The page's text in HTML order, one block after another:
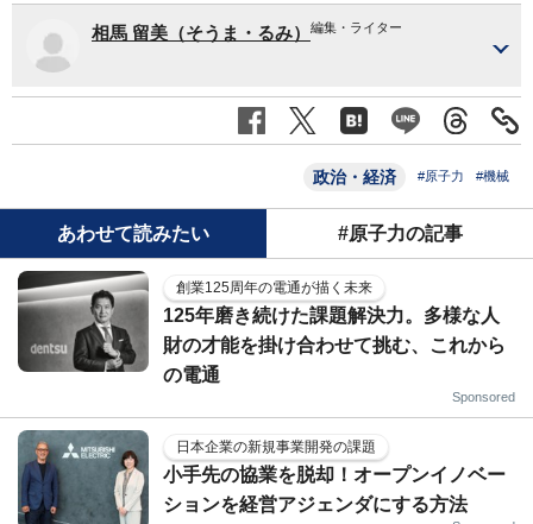
相馬 留美（そうま・るみ） 編集・ライター
政治・経済 #原子力 #機械
あわせて読みたい #原子力の記事
創業125周年の電通が描く未来
125年磨き続けた課題解決力。多様な人
財の才能を掛け合わせて挑む、これから
の電通
Sponsored
日本企業の新規事業開発の課題
小手先の協業を脱却！オープンイノベー
ションを経営アジェンダにする方法